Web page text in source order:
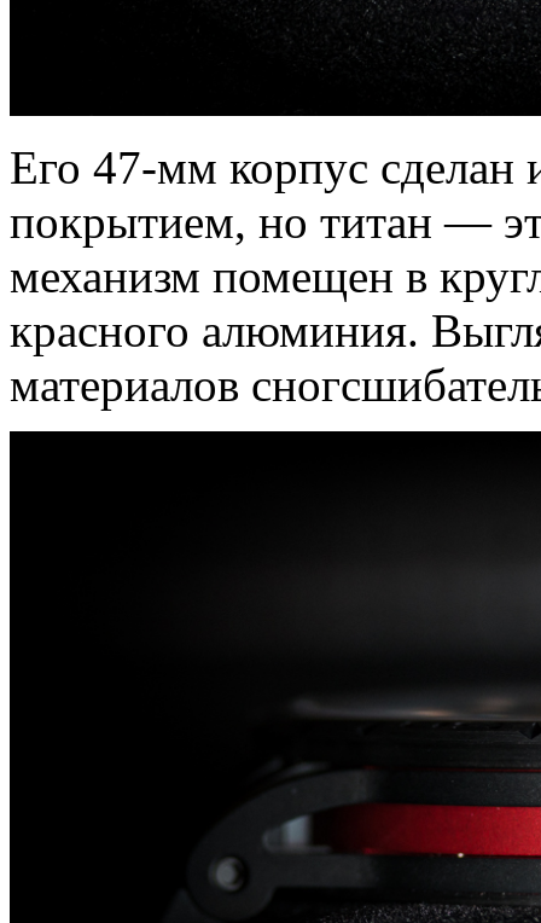
Его 47-мм корпус сделан
покрытием, но титан —
механизм помещен в
красного алюминия.
материалов